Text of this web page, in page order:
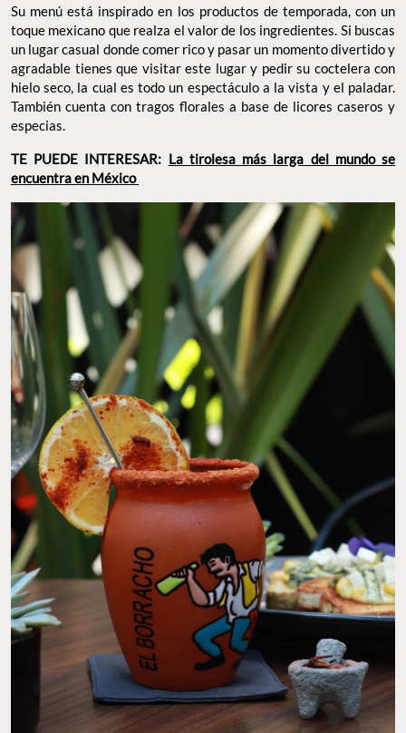
Su menú está inspirado en los productos de temporada, con un
toque mexicano que realza el valor de los ingredientes. Si buscas
un lugar casual donde comer rico y pasar un momento divertido y
agradable tienes que visitar este lugar y pedir su coctelera con
hielo seco, la cual es todo un espectáculo a la vista y el paladar.
También cuenta con tragos florales a base de licores caseros y
especias.
TE PUEDE INTERESAR: La tirolesa más larga del mundo se
encuentra en México